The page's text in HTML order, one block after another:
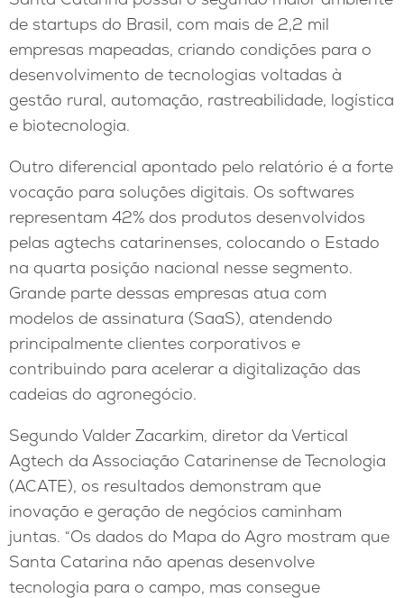
de startups do Brasil, com mais de 2,2 mil
empresas mapeadas, criando condições para o
desenvolvimento de tecnologias voltadas à
gestão rural, automação, rastreabilidade, logística
e biotecnologia.
Outro diferencial apontado pelo relatório é a forte
vocação para soluções digitais. Os softwares
representam 42% dos produtos desenvolvidos
pelas agtechs catarinenses, colocando o Estado
na quarta posição nacional nesse segmento.
Grande parte dessas empresas atua com
modelos de assinatura (SaaS), atendendo
principalmente clientes corporativos e
contribuindo para acelerar a digitalização das
cadeias do agronegócio.
Segundo Valder Zacarkim, diretor da Vertical
Agtech da Associação Catarinense de Tecnologia
(ACATE), os resultados demonstram que
inovação e geração de negócios caminham
juntas. “Os dados do Mapa do Agro mostram que
Santa Catarina não apenas desenvolve
tecnologia para o campo, mas consegue